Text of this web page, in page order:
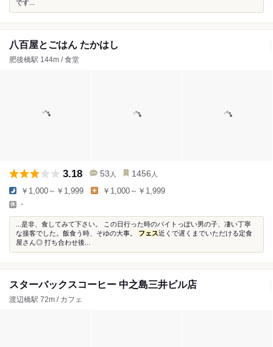
です...
八百屋とごはん たかはし
肥後橋駅 144m / 食堂
3.18 53 人 1456 人
￥1,000～￥1,999 ￥1,000～￥1,999
-
...是非、食してみて下さい。 この日行った時のバイトっぽい男の子、凄い丁寧
な接客でした。飯食う時、そゆの大事。 フェス近くで遅くまでいただける定食
屋さん◎ 打ち合わせ後...
スターバックスコーヒー 中之島三井ビル店
渡辺橋駅 72m / カフェ